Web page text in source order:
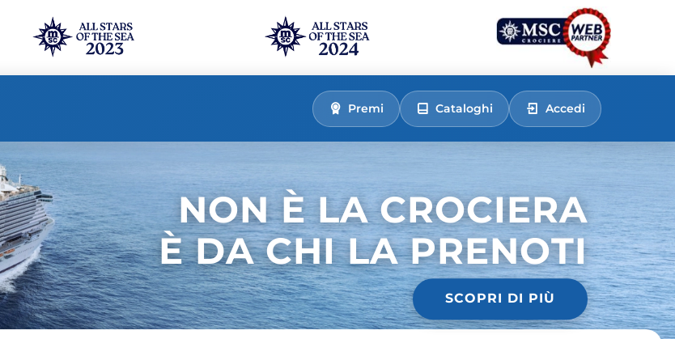
Premi Cataloghi Accedi
NON È LA CROCIERA
È DA CHI LA PRENOTI
SCOPRI DI PIÙ